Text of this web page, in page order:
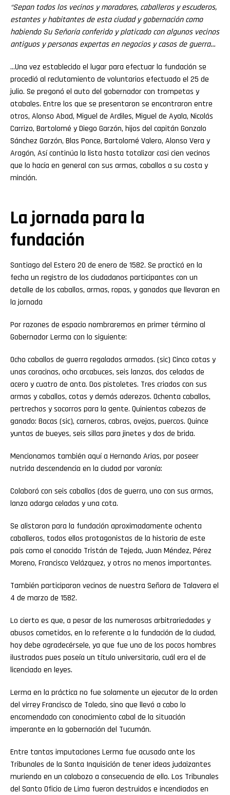
“Sepan todos los vecinos y moradores, caballeros y escuderos,
estantes y habitantes de esta ciudad y gobernación como
habiendo Su Señoría conferido y platicado con algunos vecinos
antiguos y personas expertas en negocios y casos de guerra…
…Una vez establecido el lugar para efectuar la fundación se
procedió al reclutamiento de voluntarios efectuado el 25 de
julio. Se pregonó el auto del gobernador con trompetas y
atabales. Entre los que se presentaron se encontraron entre
otros, Alonso Abad, Miguel de Ardiles, Miguel de Ayala, Nicolás
Carrizo, Bartolomé y Diego Garzón, hijos del capitán Gonzalo
Sánchez Garzón, Blas Ponce, Bartolomé Valero, Alonso Vera y
Aragón, Así continúa la lista hasta totalizar casi cien vecinos
que lo hacía en general con sus armas, caballos a su costa y
minción.
La jornada para la
fundación
Santiago del Estero 20 de enero de 1582. Se practicó en la
fecha un registro de los ciudadanos participantes con un
detalle de los caballos, armas, ropas, y ganados que llevaran en
la jornada
Por razones de espacio nombraremos en primer término al
Gobernador Lerma con lo siguiente:
Ocho caballos de guerra regalados armados. (sic) Cinco cotas y
unas coracinas, ocho arcabuces, seis lanzas, dos celadas de
acero y cuatro de anta. Dos pistoletes. Tres criados con sus
armas y caballos, cotas y demás aderezos. Ochenta caballos,
pertrechos y socorros para la gente. Quinientas cabezas de
ganado: Bacas (sic), carneros, cabras, ovejas, puercos. Quince
yuntas de bueyes, seis sillas para jinetes y dos de brida.
Mencionamos también aquí a Hernando Arias, por poseer
nutrida descendencia en la ciudad por varonía:
Colaboró con seis caballos (dos de guerra, uno con sus armas,
lanza adarga celadas y una cota.
Se alistaron para la fundación aproximadamente ochenta
caballeros, todos ellos protagonistas de la historia de este
país como el conocido Tristán de Tejeda, Juan Méndez, Pérez
Moreno, Francisco Velázquez, y otros no menos importantes.
También participaron vecinos de nuestra Señora de Talavera el
4 de marzo de 1582.
Lo cierto es que, a pesar de las numerosas arbitrariedades y
abusos cometidos, en lo referente a la fundación de la ciudad,
hoy debe agradecérsele, ya que fue uno de los pocos hombres
ilustrados pues poseía un título universitario, cuál era el de
licenciado en leyes.
Lerma en la práctica no fue solamente un ejecutor de la orden
del virrey Francisco de Toledo, sino que llevó a cabo lo
encomendado con conocimiento cabal de la situación
imperante en la gobernación del Tucumán.
Entre tantas imputaciones Lerma fue acusado ante los
Tribunales de la Santa Inquisición de tener ideas judaizantes
muriendo en un calabozo a consecuencia de ello. Los Tribunales
del Santo Oficio de Lima fueron destruidos e incendiados en
Reddit
Pinterest
Whatsapp